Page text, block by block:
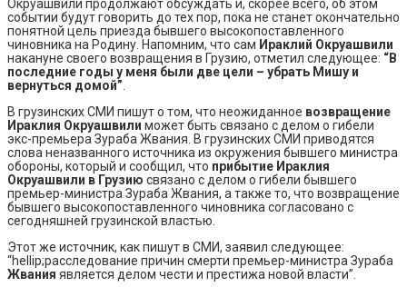
Окруашвили продолжают обсуждать и, скорее всего, об этом
событии будут говорить до тех пор, пока не станет окончательно
понятной цель приезда бывшего высокопоставленного
чиновника на Родину. Напомним, что сам Ираклий Окруашвили
накануне своего возвращения в Грузию, отметил следующее: “В
последние годы у меня были две цели – убрать Мишу и
вернуться домой”
В грузинских СМИ пишут о том, что неожиданное возвращение
Ираклия Окруашвили может быть связано с делом о гибели
экс-премьера Зураба Жвания. В грузинских СМИ приводятся
слова неназванного источника из окружения бывшего министра
обороны, который и сообщил, что прибытие Ираклия
Окруашвили в Грузию связано с делом о гибели бывшего
премьер-министра Зураба Жвания, а также то, что возвращение
бывшего высокопоставленного чиновника согласовано с
сегодняшней грузинской властью.
Этот же источник, как пишут в СМИ, заявил следующее:
“hellip;расследование причин смерти премьер-министра Зураба
Жвания является делом чести и престижа новой власти”.